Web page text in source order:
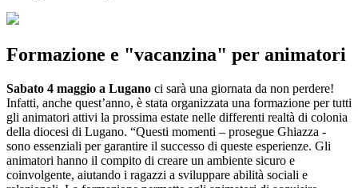
Formazione e "vacanzina" per animatori
Sabato 4 maggio a Lugano ci sarà una giornata da non perdere!
Infatti, anche quest’anno, è stata organizzata una formazione per tutti
gli animatori attivi la prossima estate nelle differenti realtà di colonia
della diocesi di Lugano. “Questi momenti – prosegue Ghiazza -
sono essenziali per garantire il successo di queste esperienze. Gli
animatori hanno il compito di creare un ambiente sicuro e
coinvolgente, aiutando i ragazzi a sviluppare abilità sociali e